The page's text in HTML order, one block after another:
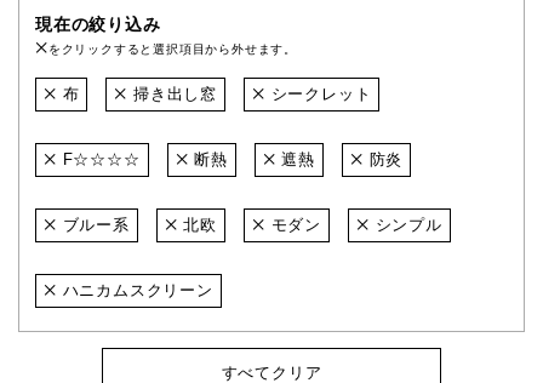
現在の絞り込み
をクリックすると選択項目から外せます。
布 掃き出し窓 シークレット
F☆☆☆☆ 断熱 遮熱 防炎
ブルー系 北欧 モダン シンプル
ハニカムスクリーン
すべてクリア